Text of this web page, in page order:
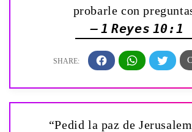
probarle con
— 1 Reyes 10:1
“Pedid la paz de